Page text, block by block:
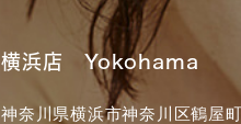
横浜店 Yokohama
神奈川県横浜市神奈川区鶴屋